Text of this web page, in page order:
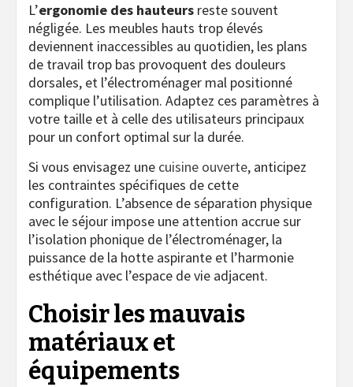
L’ergonomie des hauteurs reste souvent
négligée. Les meubles hauts trop élevés
deviennent inaccessibles au quotidien, les plans
de travail trop bas provoquent des douleurs
dorsales, et l’électroménager mal positionné
complique l’utilisation. Adaptez ces paramètres à
votre taille et à celle des utilisateurs principaux
pour un confort optimal sur la durée.
Si vous envisagez une cuisine ouverte, anticipez
les contraintes spécifiques de cette
configuration. L’absence de séparation physique
avec le séjour impose une attention accrue sur
l’isolation phonique de l’électroménager, la
puissance de la hotte aspirante et l’harmonie
esthétique avec l’espace de vie adjacent.
Choisir les mauvais
matériaux et
équipements